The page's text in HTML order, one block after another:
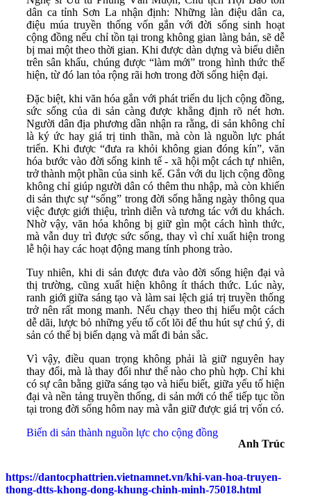
dân ca tỉnh Sơn La nhận định: Những làn điệu dân ca,
điệu múa truyền thống vốn gắn với đời sống sinh hoạt
cộng đồng nếu chỉ tồn tại trong không gian làng bản, sẽ dễ
bị mai một theo thời gian. Khi được dàn dựng và biểu diễn
trên sân khấu, chúng được “làm mới” trong hình thức thể
hiện, từ đó lan tỏa rộng rãi hơn trong đời sống hiện đại.
Đặc biệt, khi văn hóa gắn với phát triển du lịch cộng đồng,
sức sống của di sản càng được khẳng định rõ nét hơn.
Người dân địa phương dần nhận ra rằng, di sản không chỉ
là ký ức hay giá trị tinh thần, mà còn là nguồn lực phát
triển. Khi được “đưa ra khỏi không gian đóng kín”, văn
hóa bước vào đời sống kinh tế - xã hội một cách tự nhiên,
trở thành một phần của sinh kế. Gắn với du lịch cộng đồng
không chỉ giúp người dân có thêm thu nhập, mà còn khiến
di sản thực sự “sống” trong đời sống hằng ngày thông qua
việc được giới thiệu, trình diễn và tương tác với du khách.
Nhờ vậy, văn hóa không bị giữ gìn một cách hình thức,
mà vẫn duy trì được sức sống, thay vì chỉ xuất hiện trong
lễ hội hay các hoạt động mang tính phong trào.
Tuy nhiên, khi di sản được đưa vào đời sống hiện đại và
thị trường, cũng xuất hiện không ít thách thức. Lúc này,
ranh giới giữa sáng tạo và làm sai lệch giá trị truyền thống
trở nên rất mong manh. Nếu chạy theo thị hiếu một cách
dễ dãi, lược bỏ những yếu tố cốt lõi để thu hút sự chú ý, di
sản có thể bị biến dạng và mất đi bản sắc.
Vì vậy, điều quan trọng không phải là giữ nguyên hay
thay đổi, mà là thay đổi như thế nào cho phù hợp. Chỉ khi
có sự cân bằng giữa sáng tạo và hiểu biết, giữa yếu tố hiện
đại và nền tảng truyền thống, di sản mới có thể tiếp tục tồn
tại trong đời sống hôm nay mà vẫn giữ được giá trị vốn có.
Biến di sản thành nguồn lực cho cộng đồng
Anh Trúc
https://dantocphattrien.vietnamnet.vn/khi-van-hoa-truyen-
thong-dtts-khong-dong-khung-chinh-minh-75018.html